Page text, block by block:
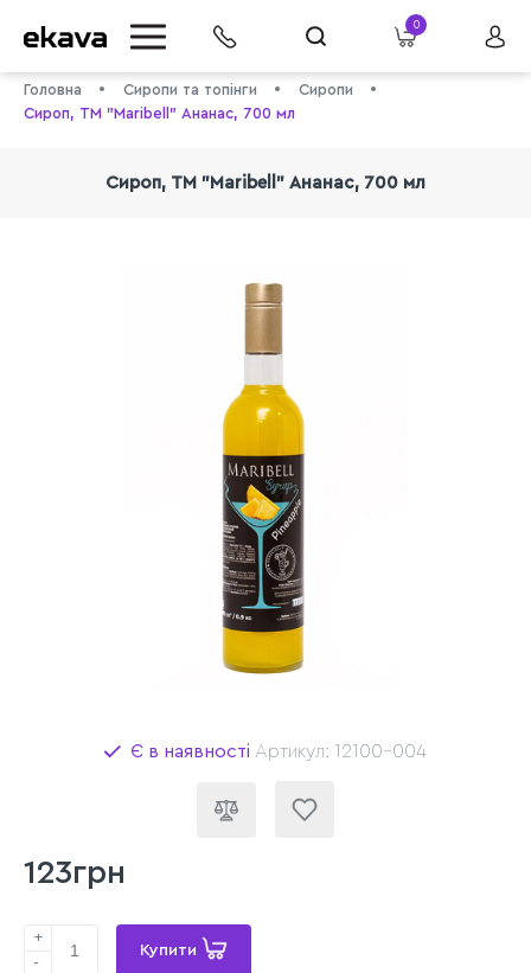
0
Головна Сиропи та топінги
Сиропи
Сироп, ТМ "Maribell" Ананас, 700 мл
Сироп, ТМ "Maribell" Ананас, 700 мл
Є в наявності Артикул: 12100-004
123грн
+
-
Купити